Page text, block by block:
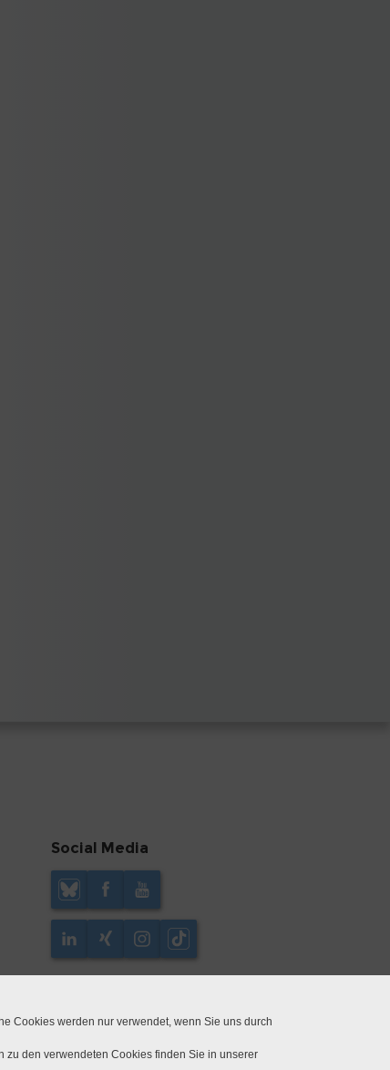
Social Media
Cookies werden nur verwendet, wenn Sie uns durch
zu den verwendeten Cookies finden Sie in unserer